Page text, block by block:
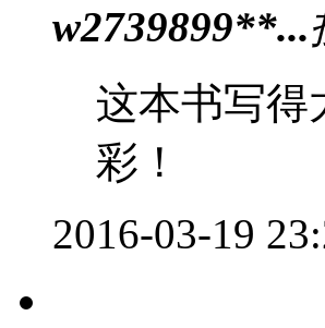
w2739899**...
这本书写得
彩！
2016-03-19